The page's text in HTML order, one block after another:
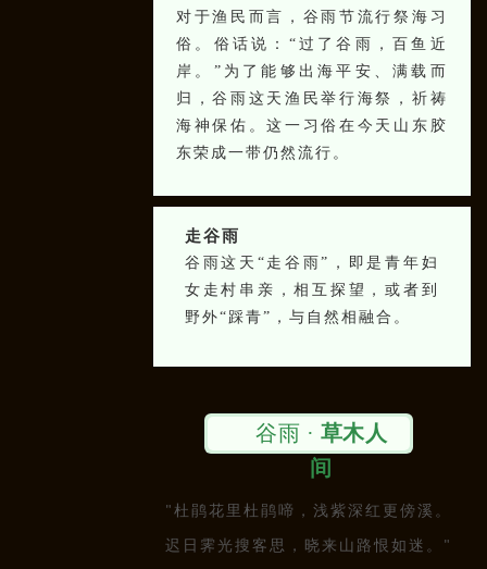
对于渔民而言，谷雨节流行祭海习
俗。俗话说：“过了谷雨，百鱼近
岸。”为了能够出海平安、满载而
归，谷雨这天渔民举行海祭，祈祷
海神保佑。这一习俗在今天山东胶
东荣成一带仍然流行。
走谷雨
谷雨这天“走谷雨”，即是青年妇
女走村串亲，相互探望，或者到
野外“踩青”，与自然相融合。
谷雨 · 草木人
间
"杜鹃花里杜鹃啼， 浅紫深红更傍溪。
迟日霁光搜客思， 晓来山路恨如迷。 "